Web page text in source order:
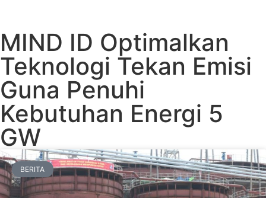
MIND ID Optimalkan
Teknologi Tekan Emisi
Guna Penuhi
Kebutuhan Energi 5
GW
BERITA